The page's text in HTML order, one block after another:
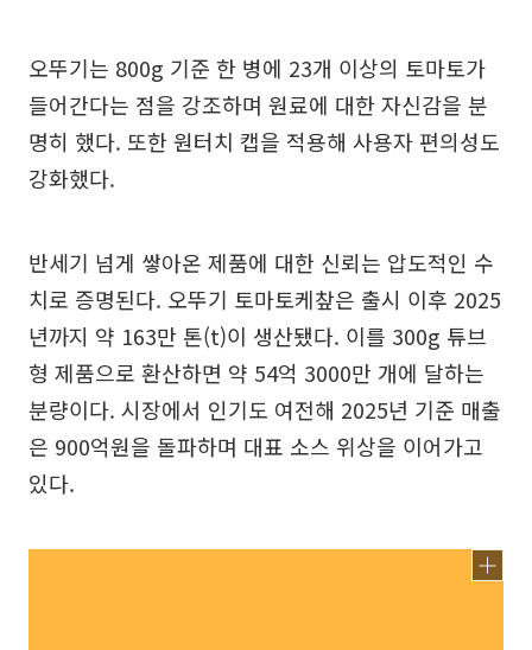
오뚜기는 800g 기준 한 병에 23개 이상의 토마토가
들어간다는 점을 강조하며 원료에 대한 자신감을 분
명히 했다. 또한 원터치 캡을 적용해 사용자 편의성도
강화했다.
반세기 넘게 쌓아온 제품에 대한 신뢰는 압도적인 수
치로 증명된다. 오뚜기 토마토케챂은 출시 이후 2025
년까지 약 163만 톤(t)이 생산됐다. 이를 300g 튜브
형 제품으로 환산하면 약 54억 3000만 개에 달하는
분량이다. 시장에서 인기도 여전해 2025년 기준 매출
은 900억원을 돌파하며 대표 소스 위상을 이어가고
있다.